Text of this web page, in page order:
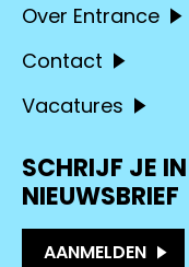
Over Entrance
Contact
Vacatures
SCHRIJF JE
NIEUWSBRIEF
AANMELDEN